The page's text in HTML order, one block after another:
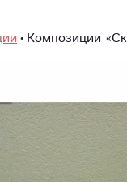
Композиции